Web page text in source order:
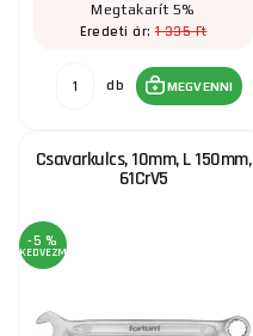
Megtakarít 5%
Eredeti ár:1 335 Ft
db MEGVENNI
Csavarkulcs, 10mm, L 150mm,
61CrV5
-5 %
KEDVEZMÉNY